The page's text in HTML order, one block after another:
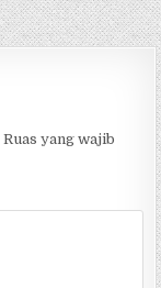
Ruas yang wajib